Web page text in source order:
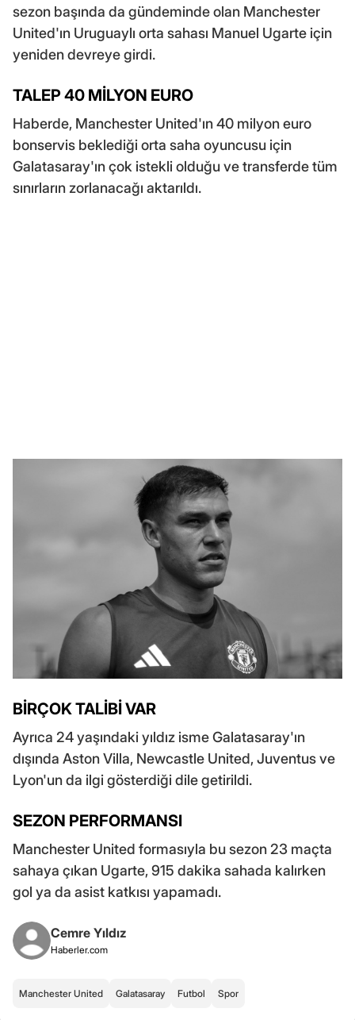
sezon başında da gündeminde olan Manchester
United'ın Uruguaylı orta sahası Manuel Ugarte için
yeniden devreye girdi.
TALEP 40 MİLYON EURO
Haberde, Manchester United'ın 40 milyon euro
bonservis beklediği orta saha oyuncusu için
Galatasaray'ın çok istekli olduğu ve transferde tüm
sınırların zorlanacağı aktarıldı.
BİRÇOK TALİBİ VAR
Ayrıca 24 yaşındaki yıldız isme Galatasaray'ın
dışında Aston Villa, Newcastle United, Juventus ve
Lyon'un da ilgi gösterdiği dile getirildi.
SEZON PERFORMANSI
Manchester United formasıyla bu sezon 23 maçta
sahaya çıkan Ugarte, 915 dakika sahada kalırken
gol ya da asist katkısı yapamadı.
Cemre Yıldız
Haberler.com
Manchester United Galatasaray Futbol Spor